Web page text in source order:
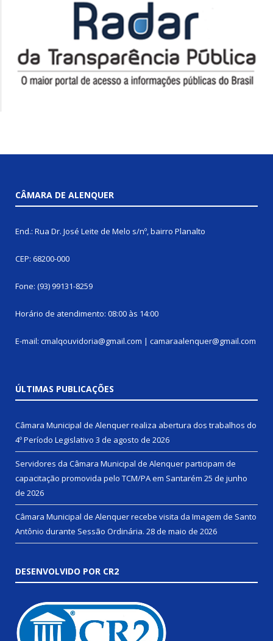
CÂMARA DE ALENQUER
End.: Rua Dr. José Leite de Melo s/nº, bairro Planalto
CEP: 68200-000
Fone: (93) 99131-8259
Horário de atendimento: 08:00 às 14:00
E-mail: cmalqouvidoria@gmail.com | camaraalenquer@gmail.com
ÚLTIMAS PUBLICAÇÕES
Câmara Municipal de Alenquer realiza abertura dos trabalhos do
4º Período Legislativo 3 de agosto de 2026
Servidores da Câmara Municipal de Alenquer participam de
capacitação promovida pelo TCM/PA em Santarém 25 de junho
de 2026
Câmara Municipal de Alenquer recebe visita da Imagem de Santo
Antônio durante Sessão Ordinária. 28 de maio de 2026
DESENVOLVIDO POR CR2